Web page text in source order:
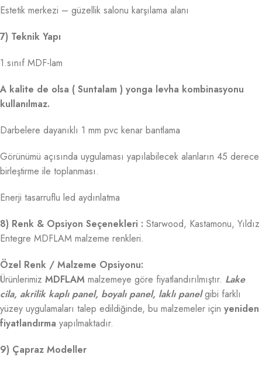
Estetik merkezi – güzellik salonu karşılama alanı
7) Teknik Yapı
1.sınıf MDF-lam
A kalite de olsa ( Suntalam ) yonga levha kombinasyonu
kullanılmaz.
Darbelere dayanıklı 1 mm pvc kenar bantlama
Görünümü açısında uygulaması yapılabilecek alanların 45 derece
birleştirme ile toplanması.
Enerji tasarruflu led aydınlatma
8) Renk & Opsiyon Seçenekleri : Starwood, Kastamonu, Yıldız
Entegre MDFLAM malzeme renkleri.
Özel Renk / Malzeme Opsiyonu:
Ürünlerimiz MDFLAM malzemeye göre fiyatlandırılmıştır. Lake
cila, akrilik kaplı panel, boyalı panel, laklı panel gibi farklı
yüzey uygulamaları talep edildiğinde, bu malzemeler için yeniden
fiyatlandırma yapılmaktadır.
9) Çapraz Modeller